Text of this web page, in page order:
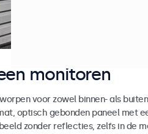
monitoren
voor zowel binnen- als
optisch gebonden paneel met
zonder reflecties, zelfs in de